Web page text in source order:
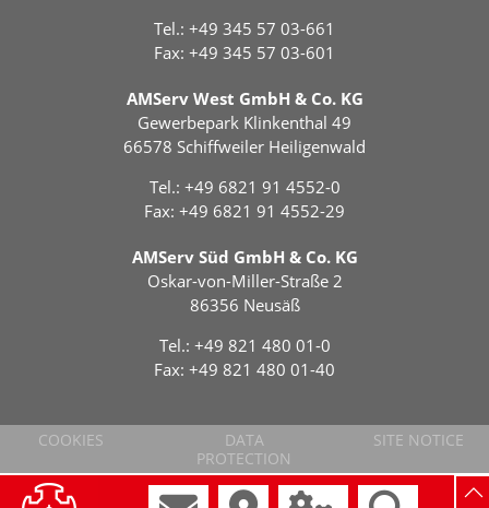
Tel.: +49 345 57 03-661
Fax: +49 345 57 03-601
AMServ West GmbH & Co. KG
Gewerbepark Klinkenthal 49
66578 Schiffweiler Heiligenwald
Tel.: +49 6821 91 4552-0
Fax: +49 6821 91 4552-29
AMServ Süd GmbH & Co. KG
Oskar-von-Miller-Straße 2
86356 Neusäß
Tel.: +49 821 480 01-0
Fax: +49 821 480 01-40
COOKIES
DATA
PROTECTION
SITE NOTICE